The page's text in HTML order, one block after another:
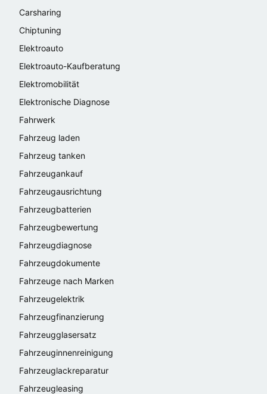
Carsharing
Chiptuning
Elektroauto
Elektroauto-Kaufberatung
Elektromobilität
Elektronische Diagnose
Fahrwerk
Fahrzeug laden
Fahrzeug tanken
Fahrzeugankauf
Fahrzeugausrichtung
Fahrzeugbatterien
Fahrzeugbewertung
Fahrzeugdiagnose
Fahrzeugdokumente
Fahrzeuge nach Marken
Fahrzeugelektrik
Fahrzeugfinanzierung
Fahrzeugglasersatz
Fahrzeuginnenreinigung
Fahrzeuglackreparatur
Fahrzeugleasing